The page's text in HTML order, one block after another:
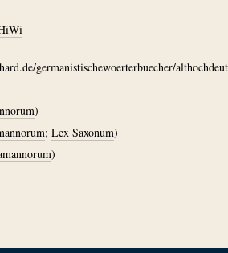
germanistischewoerterbuecher/
)
; Lex Saxonum)
)